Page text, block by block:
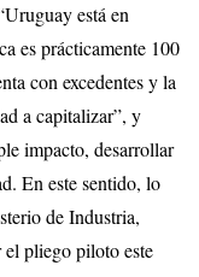
está en
es prácticamente 100
con excedentes y la
a capitalizar”, y
impacto, desarrollar
En este sentido, lo
de Industria,
pliego piloto este